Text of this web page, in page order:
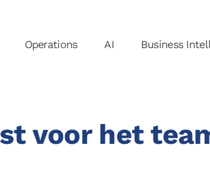
Nieuws
Operations AI Business
voor het